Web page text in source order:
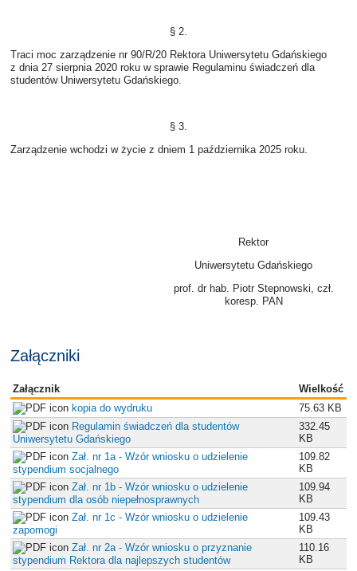
§ 2.
Traci moc zarządzenie nr 90/R/20 Rektora Uniwersytetu Gdańskiego
z dnia 27 sierpnia 2020 roku w sprawie Regulaminu świadczeń dla
studentów Uniwersytetu Gdańskiego.
§ 3.
Zarządzenie wchodzi w życie z dniem 1 października 2025 roku.
Rektor
Uniwersytetu Gdańskiego
prof. dr hab. Piotr Stepnowski, czł.
koresp. PAN
Załączniki
Załącznik
Wielkość
kopia do wydruku
75.63 KB
Regulamin świadczeń dla studentów
Uniwersytetu Gdańskiego
332.45
KB
Zał. nr 1a - Wzór wniosku o udzielenie
stypendium socjalnego
109.82
KB
Zał. nr 1b - Wzór wniosku o udzielenie
stypendium dla osób niepełnosprawnych
109.94
KB
Zał. nr 1c - Wzór wniosku o udzielenie
zapomogi
109.43
KB
Zał. nr 2a - Wzór wniosku o przyznanie
stypendium Rektora dla najlepszych studentów
110.16
KB